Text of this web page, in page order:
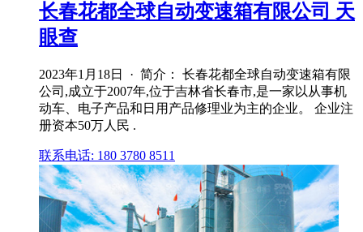
长春花都全球自动变速箱有限公司 天
眼查
2023年1月18日 · 简介： 长春花都全球自动变速箱有限
公司,成立于2007年,位于吉林省长春市,是一家以从事机
动车、电子产品和日用产品修理业为主的企业。 企业注
册资本50万人民 .
联系电话: 180 3780 8511